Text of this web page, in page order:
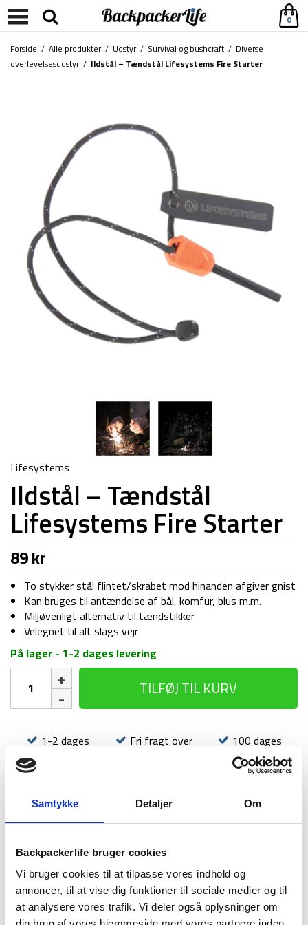
Samtykke Detaljer Om
Backpackerlife bruger cookies
Vi bruger cookies til at tilpasse vores indhold og
annoncer, til at vise dig funktioner til sociale medier og til
at analysere vores trafik. Vi deler også oplysninger om
0
Forside / Alle produkter/ Udstyr/ Survival og bushcraft / Diverse
overlevelsesudstyr/ Ildstål – Tændstål Lifesystems Fire Starter
Lifesystems
Ildstål – Tændstål
Lifesystems Fire Starter
89kr
To stykker stål flintet/skrabet mod hinanden afgiver gnist
Kan bruges til antændelse af bål, komfur, blus m.m.
Miljøvenligt alternativ til tændstikker
Velegnet til alt slags vejr
På lager - 1-2 dages levering
Tændstål
Fire
Starter
antal
TILFØJ TIL KURV
1-2 dages
Fri fragt over
100 dages
returret
BESKRIVELSE BRAND
Ildstål fra LifeSystems (også kaldet tændstål) bruges til at
tænde bål, komfur, blus eller lignende. Du flinter de to
stålstykker mod hinanden, som giver en gnist. Dette er